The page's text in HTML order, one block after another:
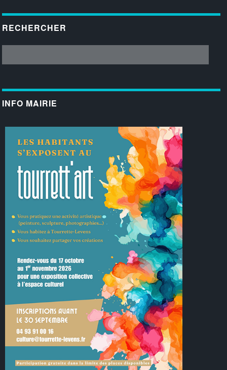
RECHERCHER
INFO MAIRIE